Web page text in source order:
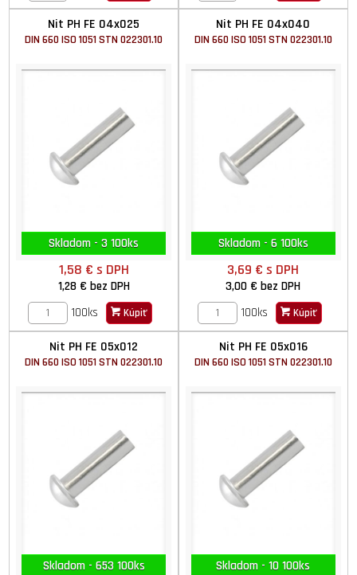
Nit PH FE 04x025
DIN 660 ISO 1051 STN 022301.10
Skladom - 3 100ks
1,58 € s DPH
1,28 € bez DPH
100ks
Kúpiť
Nit PH FE 04x040
DIN 660 ISO 1051 STN 022301.10
Skladom - 6 100ks
3,69 €s DPH
3,00 €bez DPH
100ks
Kúpiť
Nit PH FE 05x012
DIN 660 ISO 1051 STN 022301.10
Skladom - 653 100ks
Nit PH FE 05x016
DIN 660 ISO 1051 STN 022301.10
Skladom - 10 100ks